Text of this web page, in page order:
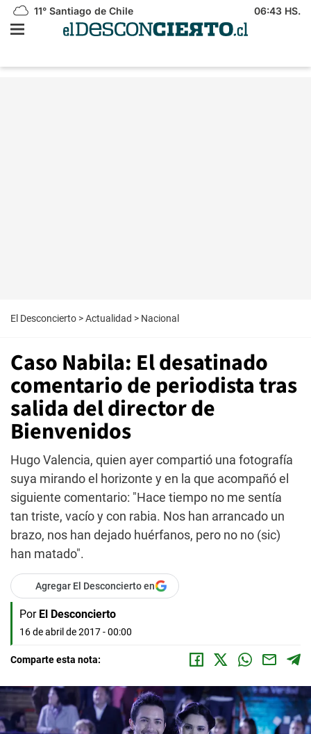
11° Santiago de Chile 06:43 HS.
El Desconcierto >Actualidad > Nacional
Caso Nabila: El desatinado
comentario de periodista tras
salida del director de
Bienvenidos
Hugo Valencia, quien ayer compartió una fotografía
suya mirando el horizonte y en la que acompañó el
siguiente comentario: "Hace tiempo no me sentía
tan triste, vacío y con rabia. Nos han arrancado un
brazo, nos han dejado huérfanos, pero no no (sic)
han matado".
Agregar El Desconcierto en
Por El Desconcierto
16 de abril de 2017 - 00:00
Comparte esta nota: